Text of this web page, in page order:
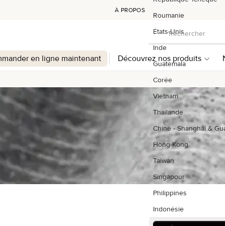
À PROPOS
Roumanie
États-Unis
Inde
Guatemala
Corée
Vietnam
Thailande
Chine - Shanghai &
Hong-Kong
Taiwan
Singapour
Philippines
Indonésie
Rechercher
Rechercher
en ligne maintenant Découvrez nos produits